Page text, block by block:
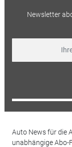
Newsletter
Auto News für die
unabhängige